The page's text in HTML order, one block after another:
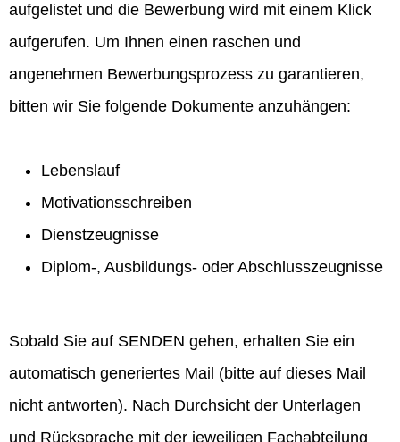
aufgelistet und die Bewerbung wird mit einem Klick
aufgerufen. Um Ihnen einen raschen und
angenehmen Bewerbungsprozess zu garantieren,
bitten wir Sie folgende Dokumente anzuhängen:
Lebenslauf
Motivationsschreiben
Dienstzeugnisse
Diplom-, Ausbildungs- oder Abschlusszeugnisse
Sobald Sie auf SENDEN gehen, erhalten Sie ein
automatisch generiertes Mail (bitte auf dieses Mail
nicht antworten). Nach Durchsicht der Unterlagen
und Rücksprache mit der jeweiligen Fachabteilung